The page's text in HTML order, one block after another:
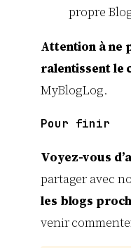
propre
Attention à ne
ralentissent le
MyBlogLog.
Pour finir
Voyez-vous
partager avec
les blogs
venir